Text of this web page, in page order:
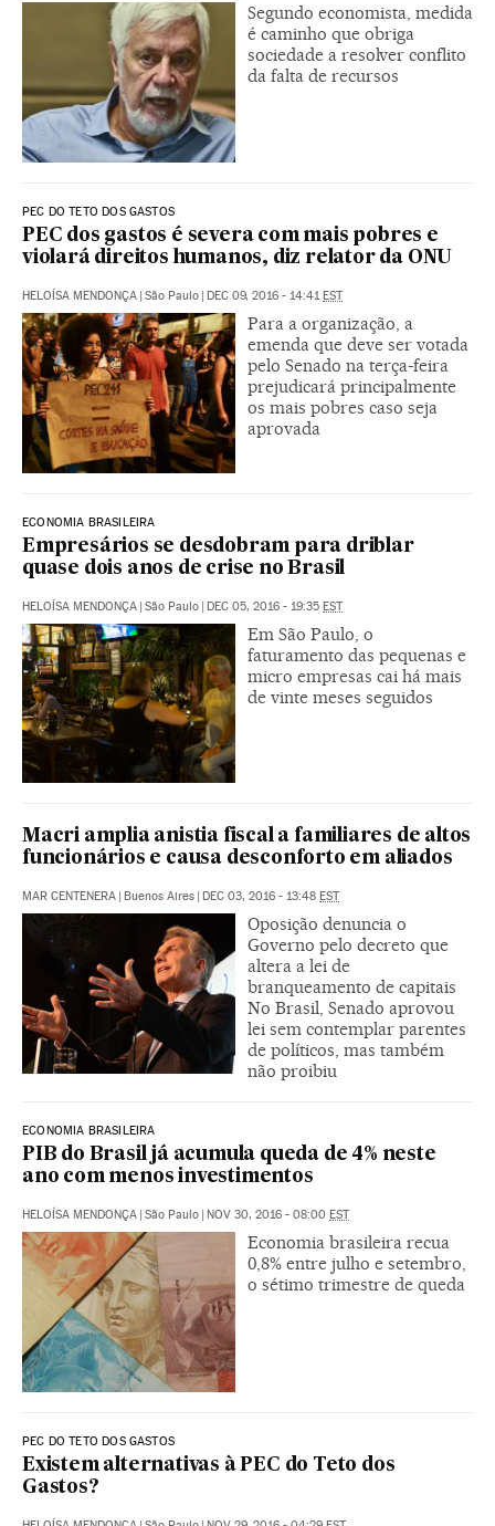
Segundo economista, medida
é caminho que obriga
sociedade a resolver conflito
da falta de recursos
PEC DO TETO DOS GASTOS
PEC dos gastos é severa com mais pobres e
violará direitos humanos, diz relator da ONU
HELOÍSA MENDONÇA | São Paulo | DEC 09, 2016 - 14:41 EST
Para a organização, a
emenda que deve ser votada
pelo Senado na terça-feira
prejudicará principalmente
os mais pobres caso seja
aprovada
ECONOMIA BRASILEIRA
Empresários se desdobram para driblar
quase dois anos de crise no Brasil
HELOÍSA MENDONÇA | São Paulo | DEC 05, 2016 - 19:35 EST
Em São Paulo, o
faturamento das pequenas e
micro empresas cai há mais
de vinte meses seguidos
Macri amplia anistia fiscal a familiares de altos
funcionários e causa desconforto em aliados
MAR CENTENERA Buenos Aires DEC 03, 2016 - 13:48 EST
Oposição denuncia o
Governo pelo decreto que
altera a lei de
branqueamento de capitais
No Brasil, Senado aprovou
lei sem contemplar parentes
de políticos, mas também
não proibiu
ECONOMIA BRASILEIRA
PIB do Brasil já acumula queda de 4% neste
ano com menos investimentos
HELOÍSA MENDONÇA São Paulo NOV 30, 2016 - 08:00 EST
Economia brasileira recua
0,8% entre julho e setembro,
o sétimo trimestre de queda
PEC DO TETO DOS GASTOS
Existem alternativas à PEC do Teto dos
Gastos?